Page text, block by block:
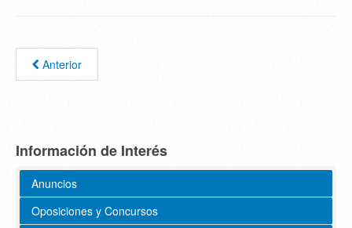
Anterior
Información de Interés
Anuncios
Oposiciones y Concursos